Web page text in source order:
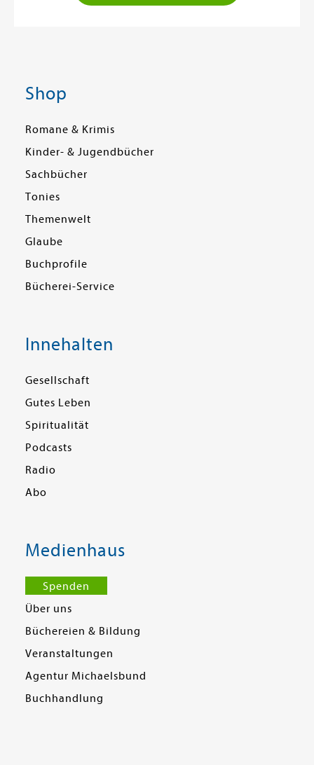
Shop
Romane & Krimis
Kinder- & Jugendbücher
Sachbücher
Tonies
Themenwelt
Glaube
Buchprofile
Bücherei-Service
Innehalten
Gesellschaft
Gutes Leben
Spiritualität
Podcasts
Radio
Abo
Medienhaus
Spenden
Über uns
Büchereien & Bildung
Veranstaltungen
Agentur Michaelsbund
Buchhandlung